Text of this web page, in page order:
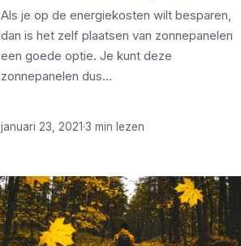
Als je op de energiekosten wilt besparen,
dan is het zelf plaatsen van zonnepanelen
een goede optie. Je kunt deze
zonnepanelen dus…
januari 23, 2021·3 min lezen